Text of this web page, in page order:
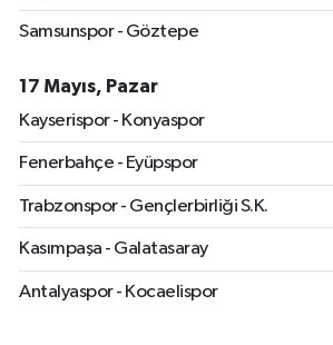
Samsunspor - Göztepe
17 Mayıs, Pazar
Kayserispor - Konyaspor
Fenerbahçe - Eyüpspor
Trabzonspor - Gençlerbirliği S.K.
Kasımpaşa - Galatasaray
Antalyaspor - Kocaelispor